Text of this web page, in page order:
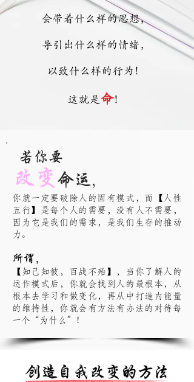
会带着什么样的思想，
导引出什么样的情绪，
以致什么样的行为！
这就是命！
若你要
改变 命运,
你就一定要破除人的固有模式，而【人性
五行】是每个人的需要，没有人不需要，
因为它是我们的需求，是我们生存的推动
力。
所谓,
【知己知彼，百战不殆】，当你了解人的
运作模式后，你就会找到人的最根本，从
根本去学习和做变化，再从中打造内能量
的维持性，你就会有方法有办法的对待每
一个“为什么”！